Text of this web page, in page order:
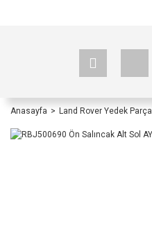
Anasayfa Land Rover Yedek Parça